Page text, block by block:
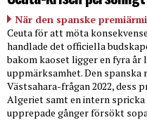
När den spanske
Ceuta för att möta
handlade det officiella
bakom kaoset ligger en fyra
uppmärksamhet. Den spanska
Västsahara-frågan 2022, dess
Algeriet samt en intern spricka
upprepade gånger försökt